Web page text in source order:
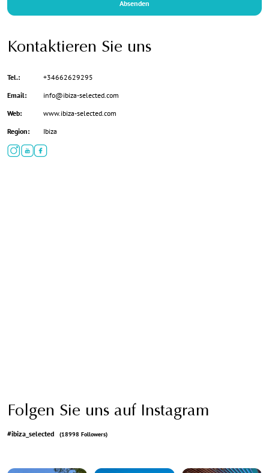
Absenden
Kontaktieren Sie uns
Tel.:
+34662629295
Email:
info@ibiza-selected.com
Web:
www.ibiza-selected.com
Region:
Ibiza
Folgen Sie uns auf Instagram
#ibiza_selected (18998 Followers)